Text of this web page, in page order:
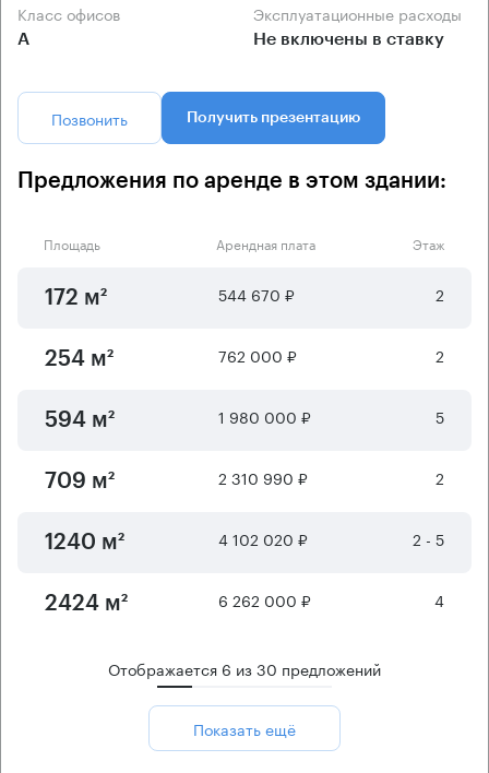
Класс офисов
А
Эксплуатационные расходы
Не включены в ставку
Позвонить Получить презентацию
Предложения по аренде в этом здании:
Площадь Арендная плата Этаж
172 м² 544 670 ₽ 2
254 м² 762 000 ₽ 2
594 м² 1 980 000 ₽ 5
709 м² 2 310 990 ₽ 2
1240 м² 4 102 020 ₽ 2 - 5
2424 м² 6 262 000 ₽ 4
Отображается 6 из30 предложений
Показать ещё